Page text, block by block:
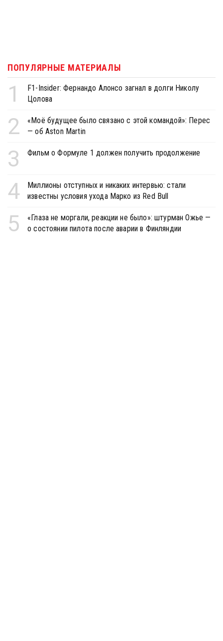
ПОПУЛЯРНЫЕ МАТЕРИАЛЫ
1
F1-Insider: Фернандо Алонсо загнал в долги Николу
Цолова
2
«Моё будущее было связано с этой командой»: Перес
— об Aston Martin
3 Фильм о Формуле 1 должен получить продолжение
4
Миллионы отступных и никаких интервью: стали
известны условия ухода Марко из Red Bull
5
«Глаза не моргали, реакции не было»: штурман Ожье —
о состоянии пилота после аварии в Финляндии